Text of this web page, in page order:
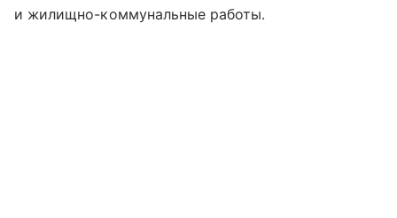
и жилищно-коммунальные работы.